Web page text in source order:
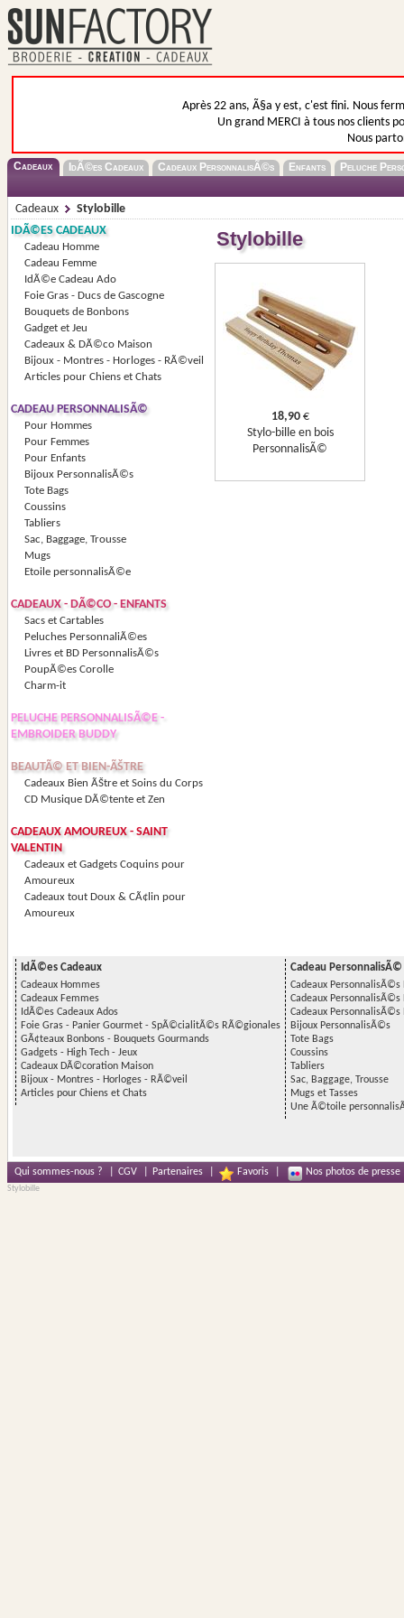
Après 22 ans, Ã§a y est, c'est fini. Nous
Un grand MERCI à tous nos clients
Nous
Cadeaux IdÃ©es Cadeaux Cadeaux PersonnalisÃ©s Enfants Peluche
Cadeaux
Stylobille
IDÃ©ES CADEAUX
Cadeau Homme
Cadeau Femme
IdÃ©e Cadeau Ado
Foie Gras - Ducs de Gascogne
Bouquets de Bonbons
Gadget et Jeu
Cadeaux & DÃ©co Maison
Bijoux - Montres - Horloges - RÃ©veil
Articles pour Chiens et Chats
CADEAU PERSONNALISÃ©
Pour Hommes
Pour Femmes
Pour Enfants
Bijoux PersonnalisÃ©s
Tote Bags
Coussins
Tabliers
Sac, Baggage, Trousse
Mugs
Etoile personnalisÃ©e
CADEAUX - DÃ©CO - ENFANTS
Sacs et Cartables
Peluches PersonnaliÃ©es
Livres et BD PersonnalisÃ©s
PoupÃ©es Corolle
Charm-it
PELUCHE PERSONNALISÃ©E -
EMBROIDER BUDDY
BEAUTÃ© ET BIEN-ÃŠTRE
Cadeaux Bien ÃŠtre et Soins du Corps
CD Musique DÃ©tente et Zen
CADEAUX AMOUREUX - SAINT
VALENTIN
Cadeaux et Gadgets Coquins pour
Amoureux
Cadeaux tout Doux & CÃ¢lin pour
Amoureux
Stylobille
18,90€
Stylo-bille en bois
PersonnalisÃ©
IdÃ©es Cadeaux
Cadeaux Hommes
Cadeaux Femmes
IdÃ©es Cadeaux Ados
Foie Gras - Panier Gourmet - SpÃ©cialitÃ©s RÃ©gionales
GÃ¢teaux Bonbons - Bouquets Gourmands
Gadgets - High Tech - Jeux
Cadeaux DÃ©coration Maison
Bijoux - Montres - Horloges - RÃ©veil
Articles pour Chiens et Chats
Cadeau PersonnalisÃ©
Cadeaux PersonnalisÃ©s
Cadeaux PersonnalisÃ©s
Cadeaux PersonnalisÃ©s
Bijoux PersonnalisÃ©s
Tote Bags
Coussins
Tabliers
Sac, Baggage, Trousse
Mugs et Tasses
Une Ã©toile
Qui sommes-nous ? CGV Partenaires Favoris Nos photos de presse
Stylobille